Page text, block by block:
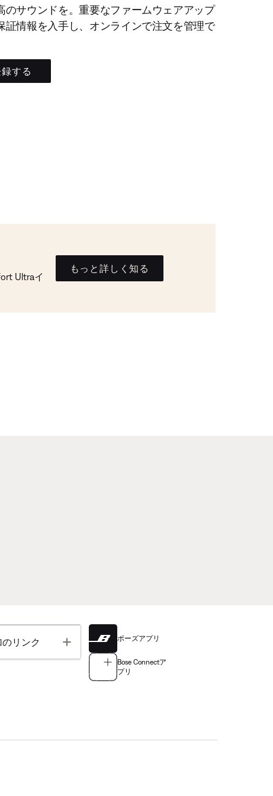
のサウンドを。重要なファームウェアアップ
証情報を入手し、オンラインで注文を管理で
する
Ultraイ
もっと詳しく知る
リンク Toggle ボーズアプリ
Bose Connectア
プリ